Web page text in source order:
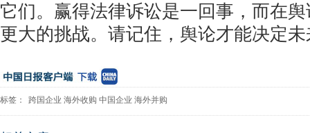
它们。赢得法律诉讼是一回事，而在
更大的挑战。请记住，舆论才能决定
标签： 跨国企业 海外收购 中国企业 海外并购